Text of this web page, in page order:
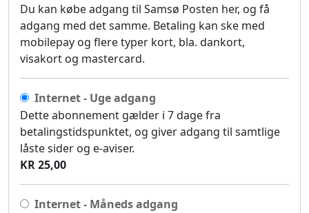
Du kan købe adgang til Samsø Posten her, og få
adgang med det samme. Betaling kan ske med
mobilepay og flere typer kort, bla. dankort,
visakort og mastercard.
Internet - Uge adgang
Dette abonnement gælder i 7 dage fra
betalingstidspunktet, og giver adgang til samtlige
låste sider og e-aviser.
KR 25,00
Internet - Måneds adgang